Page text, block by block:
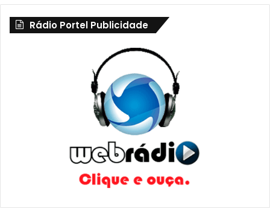
Rádio Portel Publicidade